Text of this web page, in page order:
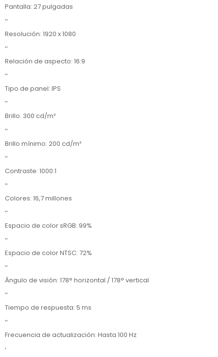
Pantalla: 27 pulgadas
''
Resolución: 1920 x 1080
''
Relación de aspecto: 16:9
''
Tipo de panel: IPS
''
Brillo: 300 cd/m²
''
Brillo mínimo: 200 cd/m²
''
Contraste: 1000:1
''
Colores: 16,7 millones
''
Espacio de color sRGB: 99%
''
Espacio de color NTSC: 72%
''
Ángulo de visión: 178° horizontal / 178° vertical
''
Tiempo de respuesta: 5 ms
''
Frecuencia de actualización: Hasta 100 Hz
'